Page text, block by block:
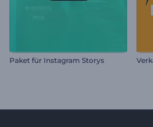
Paket für Instagram Storys